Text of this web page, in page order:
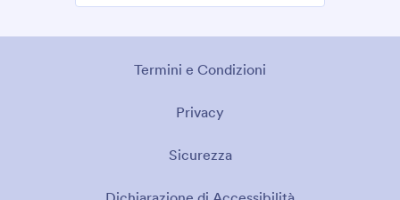
Termini e Condizioni
Privacy
Sicurezza